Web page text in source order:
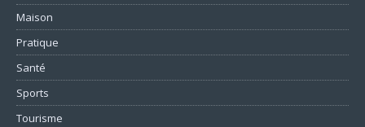
Maison
Pratique
Santé
Sports
Tourisme